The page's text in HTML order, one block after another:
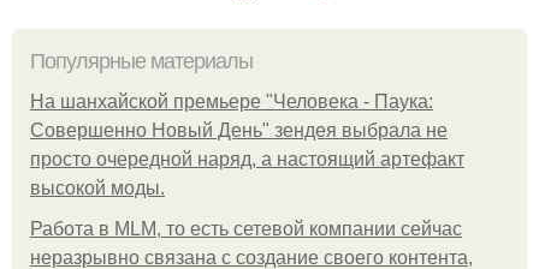
Популярные материалы
На шанхайской премьере "Человека - Паука:
Совершенно Новый День" зендея выбрала не
просто очередной наряд, а настоящий артефакт
высокой моды.
Работа в MLM, то есть сетевой компании сейчас
неразрывно связана с создание своего контента,